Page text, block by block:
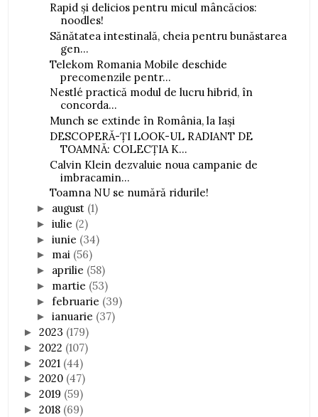
Rapid și delicios pentru micul mâncăcios:
noodles!
Sănătatea intestinală, cheia pentru bunăstarea
gen...
Telekom Romania Mobile deschide
precomenzile pentr...
Nestlé practică modul de lucru hibrid, în
concorda...
Munch se extinde în România, la Iași
DESCOPERĂ-ȚI LOOK-UL RADIANT DE
TOAMNĂ: COLECȚIA K...
Calvin Klein dezvaluie noua campanie de
imbracamin...
Toamna NU se numără ridurile!
► august (1)
►iulie (2)
►iunie (34)
► mai (56)
► aprilie (58)
► martie (53)
►februarie (39)
►ianuarie (37)
►2023 (179)
►2022 (107)
►2021 (44)
►2020 (47)
►2019 (59)
►2018 (69)